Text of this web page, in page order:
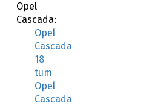
Opel
Cascada:
Opel
Cascada
18
tum
Opel
Cascada